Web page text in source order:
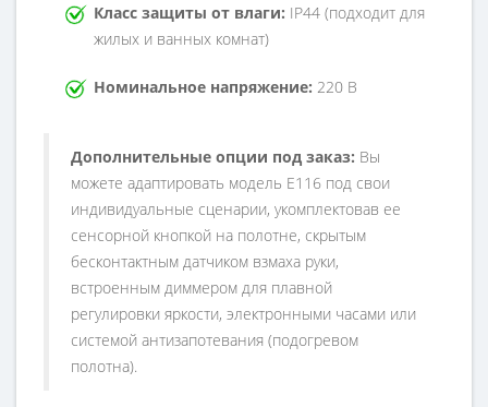
Класс защиты от влаги: IP44 (подходит для
жилых и ванных комнат)
Номинальное напряжение: 220 В
Дополнительные опции под заказ: Вы
можете адаптировать модель E116 под свои
индивидуальные сценарии, укомплектовав ее
сенсорной кнопкой на полотне, скрытым
бесконтактным датчиком взмаха руки,
встроенным диммером для плавной
регулировки яркости, электронными часами или
системой антизапотевания (подогревом
полотна).